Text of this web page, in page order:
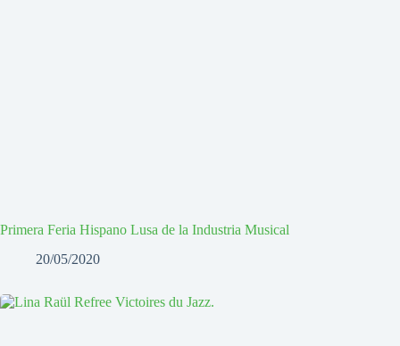
Primera Feria Hispano Lusa de la Industria Musical
20/05/2020